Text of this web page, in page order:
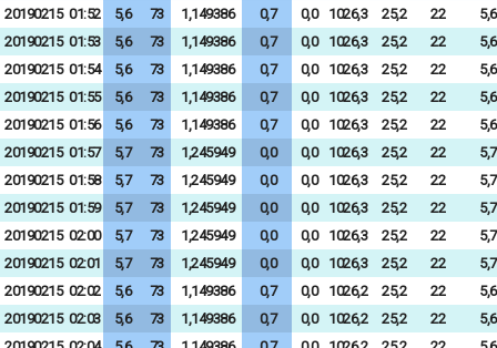
20190215 01:52 5,6 73 1,149386 0,7 0,0 1026,3 25,2 22
5,6
20190215 01:53 5,6 73 1,149386 0,7 0,0 1026,3 25,2 22
5,6
20190215 01:54 5,6 73 1,149386 0,7 0,0 1026,3 25,2 22
5,6
20190215 01:55 5,6 73 1,149386 0,7 0,0 1026,3 25,2 22
5,6
20190215 01:56 5,6 73 1,149386 0,7 0,0 1026,3 25,2 22
5,6
20190215 01:57 5,7 73 1,245949 0,0 0,0 1026,3 25,2 22
5,7
20190215 01:58 5,7 73 1,245949 0,0 0,0 1026,3 25,2 22
5,7
20190215 01:59 5,7 73 1,245949 0,0 0,0 1026,3 25,2 22
5,7
20190215 02:00 5,7 73 1,245949 0,0 0,0 1026,3 25,2 22
5,7
20190215 02:01 5,7 73 1,245949 0,0 0,0 1026,3 25,2 22
5,7
20190215 02:02 5,6 73 1,149386 0,7 0,0 1026,2 25,2 22
5,6
20190215 02:03 5,6 73 1,149386 0,7 0,0 1026,2 25,2 22
5,6